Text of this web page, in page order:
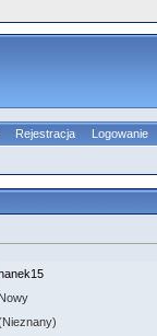
Rejestracja
Logowanie
Nowy